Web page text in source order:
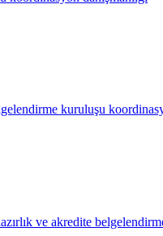
kuruluşu
ve akredite